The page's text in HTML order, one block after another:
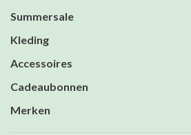
Summersale
Kleding
Accessoires
Cadeaubonnen
Merken